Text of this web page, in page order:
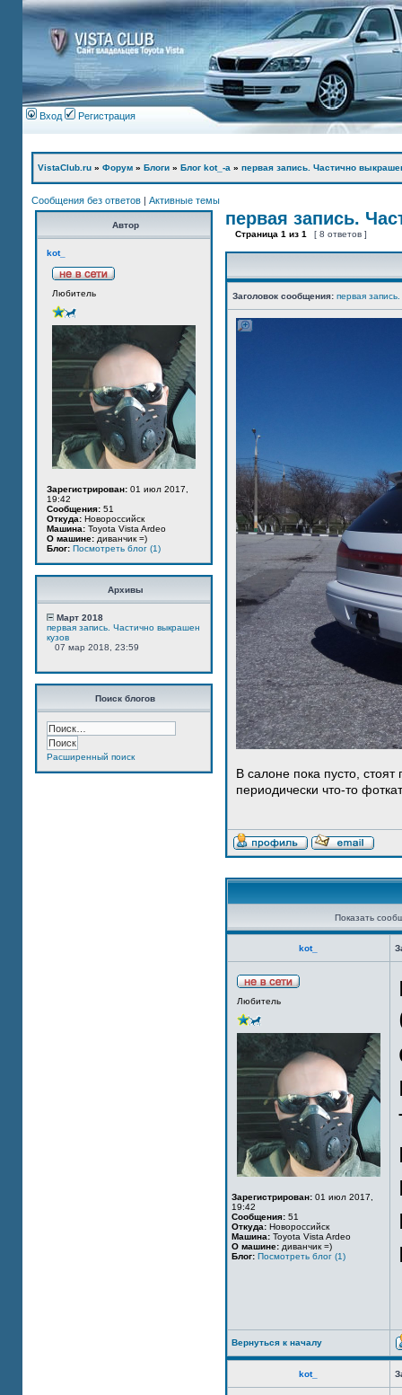
Вход Регистрация
VistaClub.ru » Форум » Блоги » Блог kot_-а » первая запись. Частично
Сообщения без ответов | Активные темы
Автор
kot_
Любитель
Зарегистрирован: 01 июл 2017,
19:42
Сообщения: 51
Откуда: Новороссийск
Машина: Toyota Vista Ardeo
О машине: диванчик =)
Блог: Посмотреть блог (1)
Архивы
Март 2018
первая запись. Частично выкрашен
кузов
07 мар 2018, 23:59
Поиск блогов
Расширенный поиск
первая запись.
Страница 1 из 1 [ 8 ответов ]
Заголовок сообщения: первая
В салоне пока пусто,
периодически что-то
Показать
kot_
Любитель
Зарегистрирован: 01 июл 2017,
19:42
Сообщения: 51
Откуда: Новороссийск
Машина: Toyota Vista Ardeo
О машине: диванчик =)
Блог: Посмотреть блог (1)
Вернуться к началу
kot_